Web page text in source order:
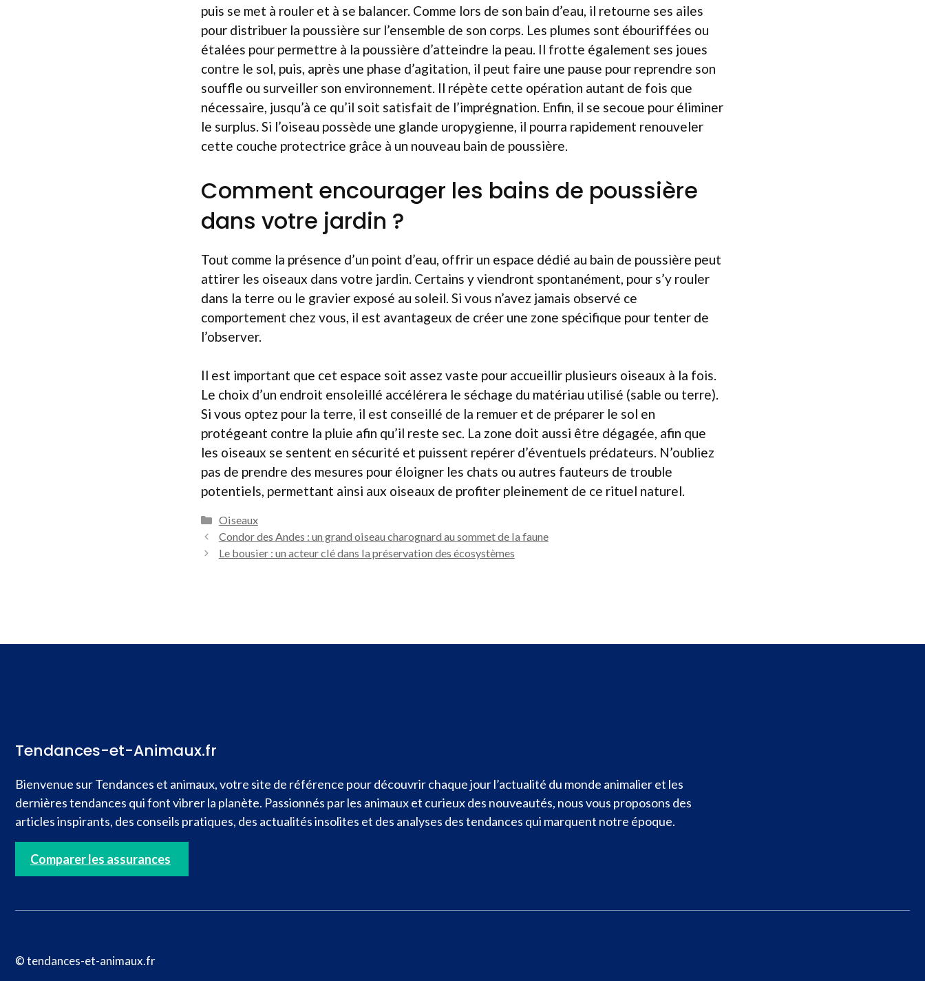
puis se met à rouler et à se balancer. Comme lors de son bain d’eau, il retourne ses ailes
pour distribuer la poussière sur l’ensemble de son corps. Les plumes sont ébouriffées ou
étalées pour permettre à la poussière d’atteindre la peau. Il frotte également ses joues
contre le sol, puis, après une phase d’agitation, il peut faire une pause pour reprendre son
souffle ou surveiller son environnement. Il répète cette opération autant de fois que
nécessaire, jusqu’à ce qu’il soit satisfait de l’imprégnation. Enfin, il se secoue pour éliminer
le surplus. Si l’oiseau possède une glande uropygienne, il pourra rapidement renouveler
cette couche protectrice grâce à un nouveau bain de poussière.
Comment encourager les bains de poussière
dans votre jardin ?
Tout comme la présence d’un point d’eau, offrir un espace dédié au bain de poussière peut
attirer les oiseaux dans votre jardin. Certains y viendront spontanément, pour s’y rouler
dans la terre ou le gravier exposé au soleil. Si vous n’avez jamais observé ce
comportement chez vous, il est avantageux de créer une zone spécifique pour tenter de
l’observer.
Il est important que cet espace soit assez vaste pour accueillir plusieurs oiseaux à la fois.
Le choix d’un endroit ensoleillé accélérera le séchage du matériau utilisé (sable ou terre).
Si vous optez pour la terre, il est conseillé de la remuer et de préparer le sol en
protégeant contre la pluie afin qu’il reste sec. La zone doit aussi être dégagée, afin que
les oiseaux se sentent en sécurité et puissent repérer d’éventuels prédateurs. N’oubliez
pas de prendre des mesures pour éloigner les chats ou autres fauteurs de trouble
potentiels, permettant ainsi aux oiseaux de profiter pleinement de ce rituel naturel.
Catégories
Oiseaux
Condor des Andes : un grand oiseau charognard au sommet de la faune
Le bousier : un acteur clé dans la préservation des écosystèmes
Tendances-et-Animaux.fr
Bienvenue sur Tendances et animaux, votre site de référence pour découvrir chaque jour l’actualité du monde animalier et les
dernières tendances qui font vibrer la planète. Passionnés par les animaux et curieux des nouveautés, nous vous proposons des
articles inspirants, des conseils pratiques, des actualités insolites et des analyses des tendances qui marquent notre époque.
Comparer les assurances
© tendances-et-animaux.fr